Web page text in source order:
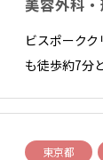
美容外科
ビスポーク
も徒歩約7分
東京都